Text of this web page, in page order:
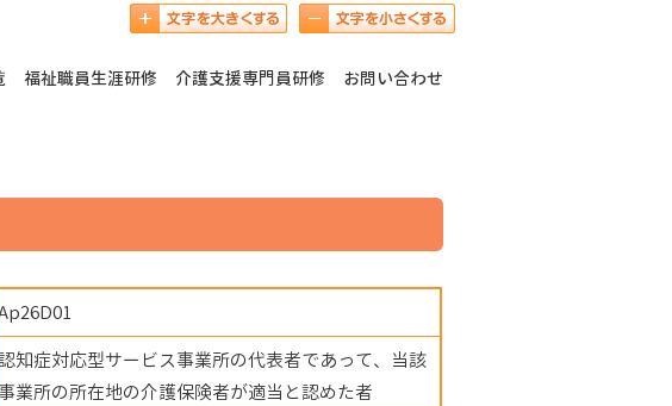
福祉職員生涯研修 介護支援専門員研修 お問い合わせ
知症対応型サービス事業所の代表者であって、当該
事業所の所在地の介護保険者が適当と認めた者